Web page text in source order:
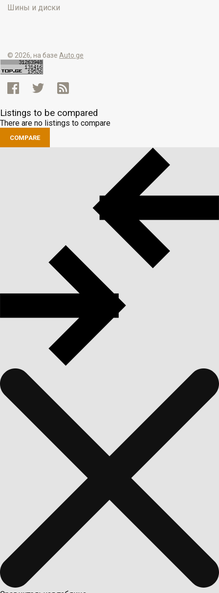
Шины и диски
© 2026, на базе Auto.ge
Listings to be compared
There are no listings to compare
COMPARE